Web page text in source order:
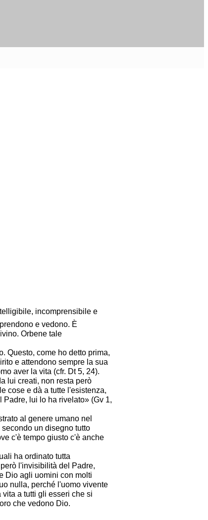
incomprensibile e
e vedono. È
Orbene tale
Questo, come ho detto prima,
e attendono sempre la sua
aver la vita (cfr. Dt 5, 24).
lui creati, non resta però
cose e dà a tutte l'esistenza,
lui lo ha rivelato» (Gv 1,
al genere umano nel
un disegno tutto
c'è tempo giusto c'è anche
ha ordinato tutta
l'invisibilità del Padre,
Dio agli uomini con molti
nulla, perché l'uomo vivente
a tutti gli esseri che si
che vedono Dio.